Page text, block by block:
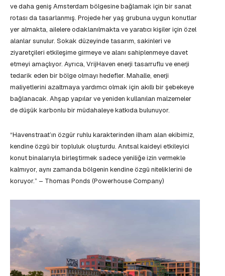
ve daha geniş Amsterdam bölgesine bağlamak için bir sanat
rotası da tasarlanmış. Projede her yaş grubuna uygun konutlar
yer almakta, ailelere odaklanılmakta ve yaratıcı kişiler için özel
alanlar sunulur. Sokak düzeyinde tasarım, sakinleri ve
ziyaretçileri etkileşime girmeye ve alanı sahiplenmeye davet
etmeyi amaçlıyor. Ayrıca, VrijHaven enerji tasarruflu ve enerji
tedarik eden bir bölge olmayı hedefler. Mahalle, enerji
maliyetlerini azaltmaya yardımcı olmak için akıllı bir şebekeye
bağlanacak. Ahşap yapılar ve yeniden kullanılan malzemeler
de düşük karbonlu bir müdahaleye katkıda bulunuyor.
“Havenstraat’ın özgür ruhlu karakterinden ilham alan ekibimiz,
kendine özgü bir topluluk oluşturdu. Anıtsal kaideyi etkileyici
konut binalarıyla birleştirmek sadece yeniliğe izin vermekle
kalmıyor, aynı zamanda bölgenin kendine özgü niteliklerini de
koruyor.” – Thomas Ponds (Powerhouse Company)